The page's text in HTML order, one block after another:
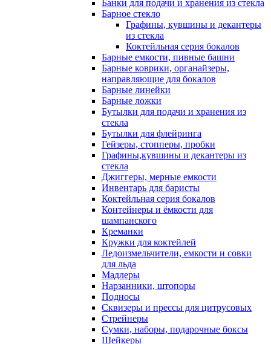
Банки для подачи и хранения из стекла
Барное стекло
Графины, кувшины и декантеры
из стекла
Коктейльная серия бокалов
Барные емкости, пивные башни
Барные коврики, органайзеры,
направляющие для бокалов
Барные линейки
Барные ложки
Бутылки для подачи и хранения из
стекла
Бутылки для флейринга
Гейзеры, стопперы, пробки
Графины,кувшины и декантеры из
стекла
Джиггеры, мерные емкости
Инвентарь для баристы
Коктейльная серия бокалов
Контейнеры и ёмкости для
шампанского
Креманки
Кружки для коктейлей
Ледоизмельчители, емкости и совки
для льда
Мадлеры
Нарзанники, штопоры
Подносы
Сквизеры и прессы для цитрусовых
Стрейнеры
Сумки, наборы, подарочные боксы
Шейкеры